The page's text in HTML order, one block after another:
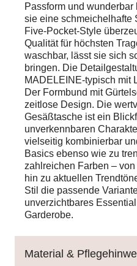
Passform und
sie eine schmeichelhafte
Five-Pocket-Style
Qualität für höchsten
waschbar, lässt sie sich
bringen. Die
MADELEINE-typisch mit
Der Formbund mit
zeitlose Design. Die
Gesäßtasche ist ein
unverkennbaren
vielseitig kombinierbar
Basics ebenso wie zu
zahlreichen Farben –
hin zu aktuellen
Stil die passende
unverzichtbares
Garderobe.
Material &